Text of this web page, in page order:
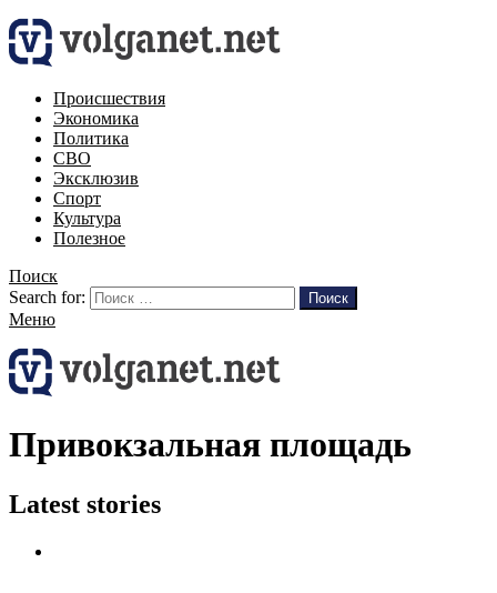
Происшествия
Экономика
Политика
СВО
Эксклюзив
Спорт
Культура
Полезное
Поиск
Search for:
Поиск
Меню
Привокзальная площадь
Latest stories